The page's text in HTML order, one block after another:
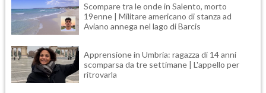
Scompare tra le onde in Salento, morto
19enne | Militare americano di stanza ad
Aviano annega nel lago di Barcis
Apprensione in Umbria: ragazza di 14 anni
scomparsa da tre settimane | L'appello per
ritrovarla